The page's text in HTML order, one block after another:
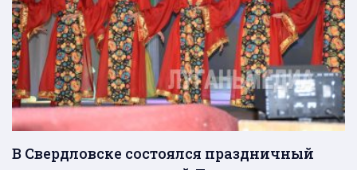
В Свердловске состоялся праздничный